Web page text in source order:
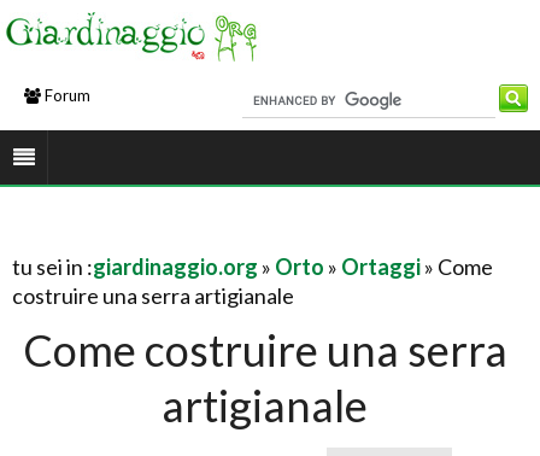
Forum
tu sei in :giardinaggio.org » Orto » Ortaggi» Come
costruire una serra artigianale
Come costruire una serra
artigianale